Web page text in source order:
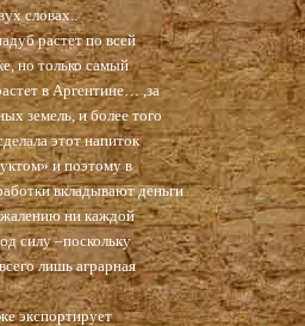
словах..
растет по всей
но только самый
в Аргентине… ,за
земель, и более того
этот напиток
и поэтому в
вкладывают деньги
ни каждой
силу –поскольку
лишь аграрная
экспортирует